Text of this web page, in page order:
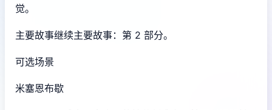
觉。
主要故事继续主要故事：第 2 部分。
可选场景
米塞恩布歇